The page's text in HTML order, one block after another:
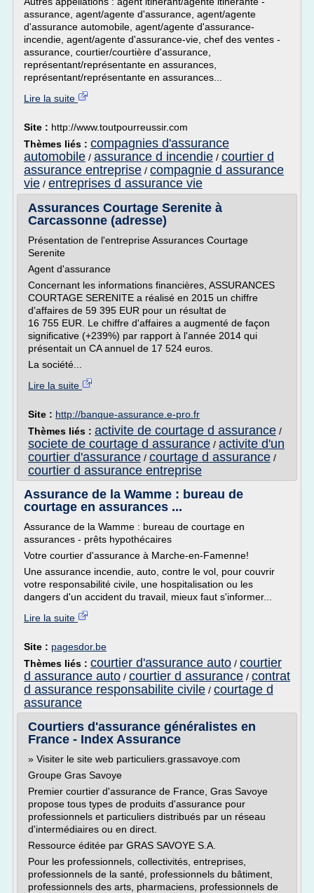
assurance, agent/agente d'assurance, agent/agente
d'assurance automobile, agent/agente d'assurance-
incendie, agent/agente d'assurance-vie, chef des ventes -
assurance, courtier/courtière d'assurance,
représentant/représentante en assurances,
représentant/représentante en assurances...
Lire la suite
Site : http://www.toutpourreussir.com
Thèmes liés : compagnies d'assurance
automobile / assurance d incendie / courtier d
assurance entreprise / compagnie d assurance
vie / entreprises d assurance vie
Assurances Courtage Serenite à
Carcassonne (adresse)
Présentation de l'entreprise Assurances Courtage
Serenite
Agent d'assurance
Concernant les informations financières, ASSURANCES
COURTAGE SERENITE a réalisé en 2015 un chiffre
d'affaires de 59 395 EUR pour un résultat de
16 755 EUR. Le chiffre d'affaires a augmenté de façon
significative (+239%) par rapport à l'année 2014 qui
présentait un CA annuel de 17 524 euros.
La société...
Lire la suite
Site : http://banque-assurance.e-pro.fr
Thèmes liés : activite de courtage d assurance /
societe de courtage d assurance / activite d'un
courtier d'assurance / courtage d assurance /
courtier d assurance entreprise
Assurance de la Wamme : bureau de
courtage en assurances ...
Assurance de la Wamme : bureau de courtage en
assurances - prêts hypothécaires
Votre courtier d'assurance à Marche-en-Famenne!
Une assurance incendie, auto, contre le vol, pour couvrir
votre responsabilité civile, une hospitalisation ou les
dangers d'un accident du travail, mieux faut s'informer...
Lire la suite
Site : pagesdor.be
Thèmes liés : courtier d'assurance auto / courtier
d assurance auto / courtier d assurance / contrat
d assurance responsabilite civile / courtage d
assurance
Courtiers d'assurance généralistes en
France - Index Assurance
» Visiter le site web particuliers.grassavoye.com
Groupe Gras Savoye
Premier courtier d'assurance de France, Gras Savoye
propose tous types de produits d'assurance pour
professionnels et particuliers distribués par un réseau
d'intermédiaires ou en direct.
Ressource éditée par GRAS SAVOYE S.A.
Pour les professionnels, collectivités, entreprises,
professionnels de la santé, professionnels du bâtiment,
professionnels des arts, pharmaciens, professionnels de